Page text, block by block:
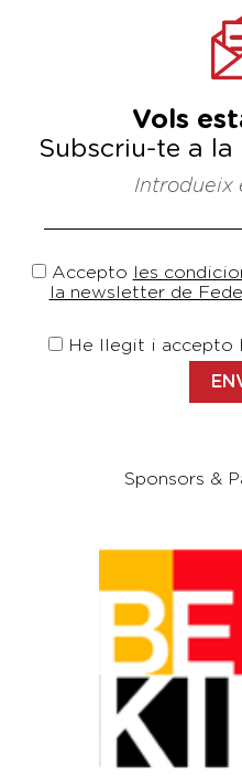
Vols
Subscriu-te a
Introdueix
Accepto les
la newsletter de
He llegit i accepto
Sponsors &